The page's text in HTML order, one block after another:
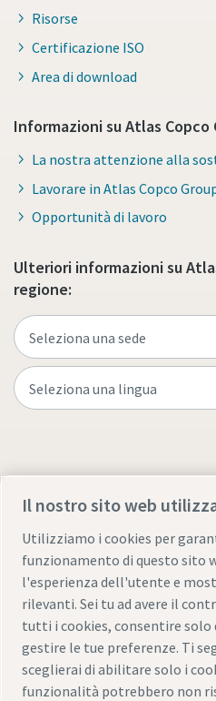
Risorse
Certificazione ISO
Area di download
Informazioni su Atlas Copco
La nostra attenzione alla
Lavorare in Atlas Copco
Opportunità di lavoro
Ulteriori informazioni su
regione:
Note legali e informativa sulla
Gestione preferenze cookies
Il nostro sito web
Utilizziamo i cookies per
funzionamento di questo sito
l'esperienza dell'utente e
rilevanti. Sei tu ad avere il
tutti i cookies, consentire solo
gestire le tue preferenze. Ti
sceglierai di abilitare solo i
funzionalità potrebbero non